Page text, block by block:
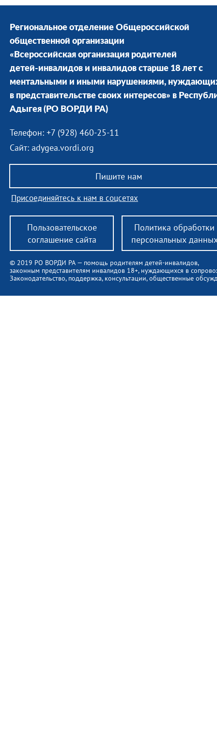
Региональное отделение Общероссийской
общественной организации
«Всероссийская организация родителей
детей-инвалидов и инвалидов старше 18 лет с
ментальными и иными нарушениями,
в представительстве своих интересов» в
Адыгея (РО ВОРДИ РА)
Телефон: +7 (928) 460-25-11
Сайт: adygea.vordi.org
Пишите нам
© 2019 РО ВОРДИ РА — помощь родителям детей-инвалидов,
законным представителям инвалидов 18+, нуждающихся в
Законодательство, поддержка, консультации, общественные
Присоединяйтесь к нам в соцсетях
Пользовательское
соглашение сайта
Политика обработки
персональных